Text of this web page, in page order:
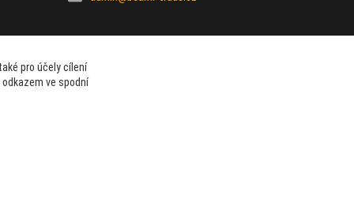
pro účely cílení
ve spodní